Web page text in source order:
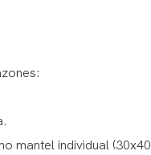
mantel individual